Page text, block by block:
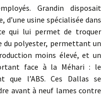
Grandin disposait
usine spécialisée dans
qui lui permet de troquer
du polyester, permettant un
moins élevé, et un
face à la Méhari : le
l’ABS. Ces Dallas se
avant à neuf lames contre